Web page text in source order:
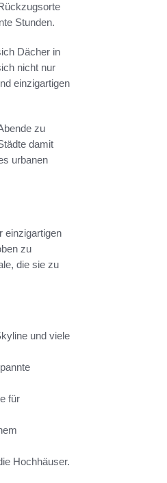
Stunden.
Dächer in
nicht nur
einzigartigen
zu
damit
urbanen
einzigartigen
zu
die sie zu
und viele
für
Hochhäuser.